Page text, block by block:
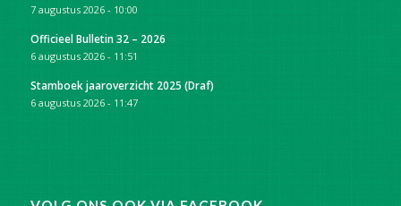
7 augustus 2026 - 10:00
Officieel Bulletin 32 – 2026
6 augustus 2026 - 11:51
Stamboek jaaroverzicht 2025 (Draf)
6 augustus 2026 - 11:47